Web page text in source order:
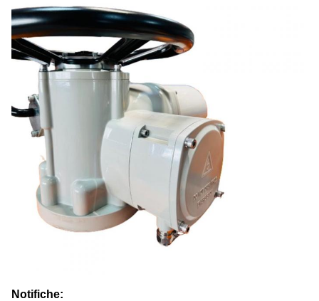
Notifiche: